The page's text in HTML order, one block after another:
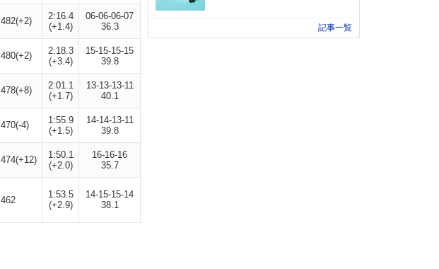
482(+2)
2:16.4
(+1.4)
06-06-06-07
36.3
480(+2)
2:18.3
(+3.4)
15-15-15-15
39.8
478(+8)
2:01.1
(+1.7)
13-13-13-11
40.1
470(-4)
1:55.9
(+1.5)
14-14-13-11
39.8
474(+12)
1:50.1
(+2.0)
16-16-16
35.7
462
1:53.5
(+2.9)
14-15-15-14
38.1
記事一覧